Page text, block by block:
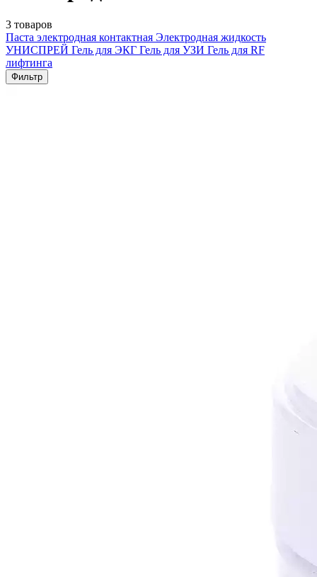
3 товаров
Паста электродная контактная Электродная жидкость
УНИСПРЕЙ Гель для ЭКГ Гель для УЗИ Гель для RF
лифтинга
Фильтр